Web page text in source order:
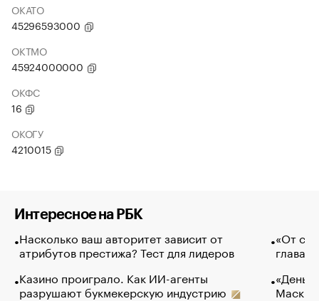
ОКАТО
45296593000
ОКТМО
45924000000
ОКФС
16
ОКОГУ
4210015
Интересное на РБК
Насколько ваш авторитет зависит от
атрибутов престижа? Тест для лидеров
Казино проиграло. Как ИИ-агенты
разрушают букмекерскую индустрию
«От
глава
Маск в